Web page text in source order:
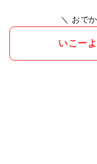
＼ おで
いこー